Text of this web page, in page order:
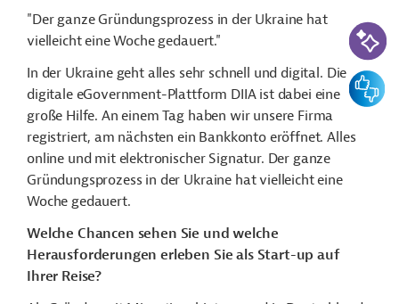
"Der ganze Gründungsprozess in der Ukraine hat
vielleicht eine Woche gedauert."
In der Ukraine geht alles sehr schnell und digital. Die
digitale eGovernment-Plattform DIIA ist dabei eine
große Hilfe. An einem Tag haben wir unsere Firma
registriert, am nächsten ein Bankkonto eröffnet. Alles
online und mit elektronischer Signatur. Der ganze
Gründungsprozess in der Ukraine hat vielleicht eine
Woche gedauert.
Welche Chancen sehen Sie und welche
Herausforderungen erleben Sie als Start-up auf
Ihrer Reise?
KI-